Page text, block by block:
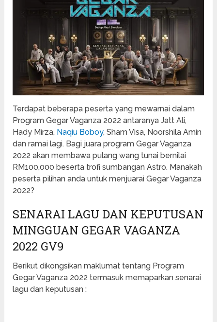
Terdapat beberapa peserta yang mewarnai dalam
Program Gegar Vaganza 2022 antaranya Jatt Ali,
Hady Mirza, Naqiu Boboy, Sham Visa, Noorshila Amin
dan ramai lagi. Bagi juara program Gegar Vaganza
2022 akan membawa pulang wang tunai bernilai
RM100,000 beserta trofi sumbangan Astro. Manakah
peserta pilihan anda untuk menjuarai Gegar Vaganza
2022?
SENARAI LAGU DAN KEPUTUSAN
MINGGUAN GEGAR VAGANZA
2022 GV9
Berikut dikongsikan maklumat tentang Program
Gegar Vaganza 2022 termasuk memaparkan senarai
lagu dan keputusan :